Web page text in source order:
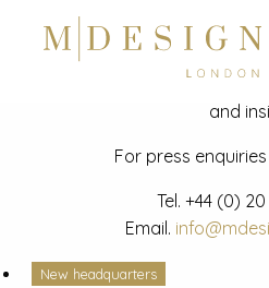
Latest mdesign
and
For press
Tel. +44 (0)
Email.
New headquarters